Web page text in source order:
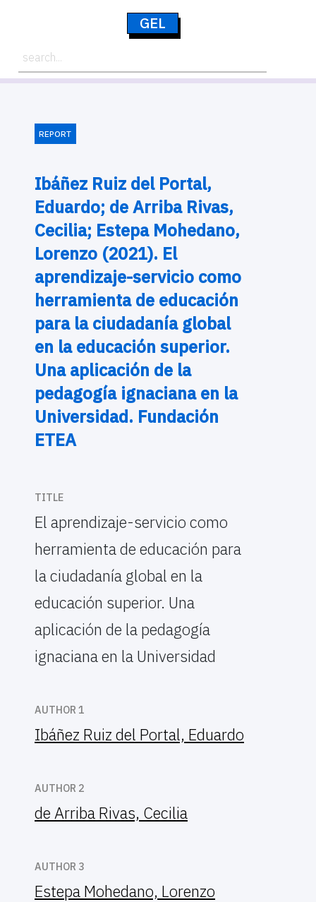
GEL
REPORT
Ibáñez Ruiz del Portal,
Eduardo; de Arriba Rivas,
Cecilia; Estepa Mohedano,
Lorenzo (2021). El
aprendizaje-servicio como
herramienta de educación
para la ciudadanía global
en la educación superior.
Una aplicación de la
pedagogía ignaciana en la
Universidad. Fundación
ETEA
TITLE
El aprendizaje-servicio como
herramienta de educación para
la ciudadanía global en la
educación superior. Una
aplicación de la pedagogía
ignaciana en la Universidad
AUTHOR 1
Ibáñez Ruiz del Portal, Eduardo
AUTHOR 2
de Arriba Rivas, Cecilia
AUTHOR 3
Estepa Mohedano, Lorenzo